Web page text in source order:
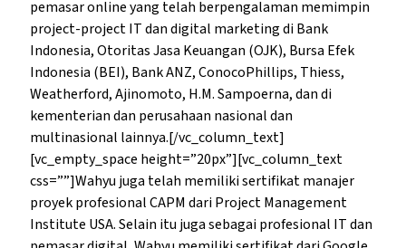
pemasar online yang telah berpengalaman memimpin
project-project IT dan digital marketing di Bank
Indonesia, Otoritas Jasa Keuangan (OJK), Bursa Efek
Indonesia (BEI), Bank ANZ, ConocoPhillips, Thiess,
Weatherford, Ajinomoto, H.M. Sampoerna, dan di
kementerian dan perusahaan nasional dan
multinasional lainnya.[/vc_column_text]
[vc_empty_space height=”20px”][vc_column_text
css=””]Wahyu juga telah memiliki sertifikat manajer
proyek profesional CAPM dari Project Management
Institute USA. Selain itu juga sebagai profesional IT dan